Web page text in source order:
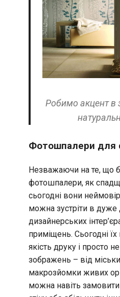
Робимо акцент в
Фотошпалери для
Незважаючи на те, що
фотошпалери, як
сьогодні вони
можна зустріти в дуже
дизайнерських
приміщень. Сьогодні їх
якість друку і просто
зображень – від
макрозйомки живих
можна навіть